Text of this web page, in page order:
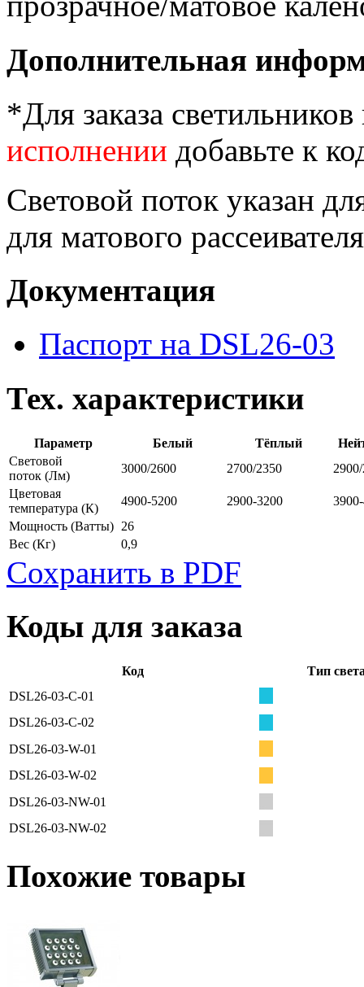
Дополнительная
*Для заказа
исполнении добавьте к
Световой поток указан
для матового
Документация
Паспорт на DSL26-03
Тех. характеристики
Параметр Белый Тёплый
Световой
поток (Лм)
3000/2600 2700/2350
Цветовая
температура (К)
4900-5200 2900-3200
Мощность (Ватты) 26
Вес (Кг) 0,9
Сохранить в PDF
Коды для заказа
Код
Тип
DSL26-03-C-01
DSL26-03-C-02
DSL26-03-W-01
DSL26-03-W-02
DSL26-03-NW-01
DSL26-03-NW-02
Похожие товары